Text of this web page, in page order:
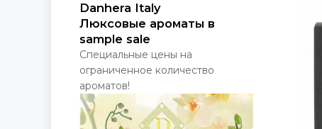
Danhera Italy
Люксовые ароматы в
sample sale
Специальные цены на
ограниченное количество
ароматов!